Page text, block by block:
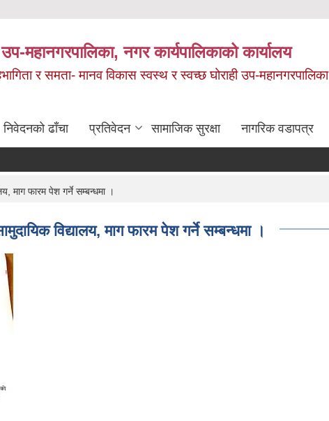
महानगरपालिका, नगर कार्यपालिकाको कार्यालय
र समता- मानव विकास स्वस्थ र स्वच्छ घोराही उप-महानगरपालिका
निवेदनको ढाँचा प्रतिवेदन सामाजिक सुरक्षा नागरिक वडापत्र
माग फारम पेश गर्ने सम्बन्धमा ।
विद्यालय, माग फारम पेश गर्ने सम्बन्धमा ।